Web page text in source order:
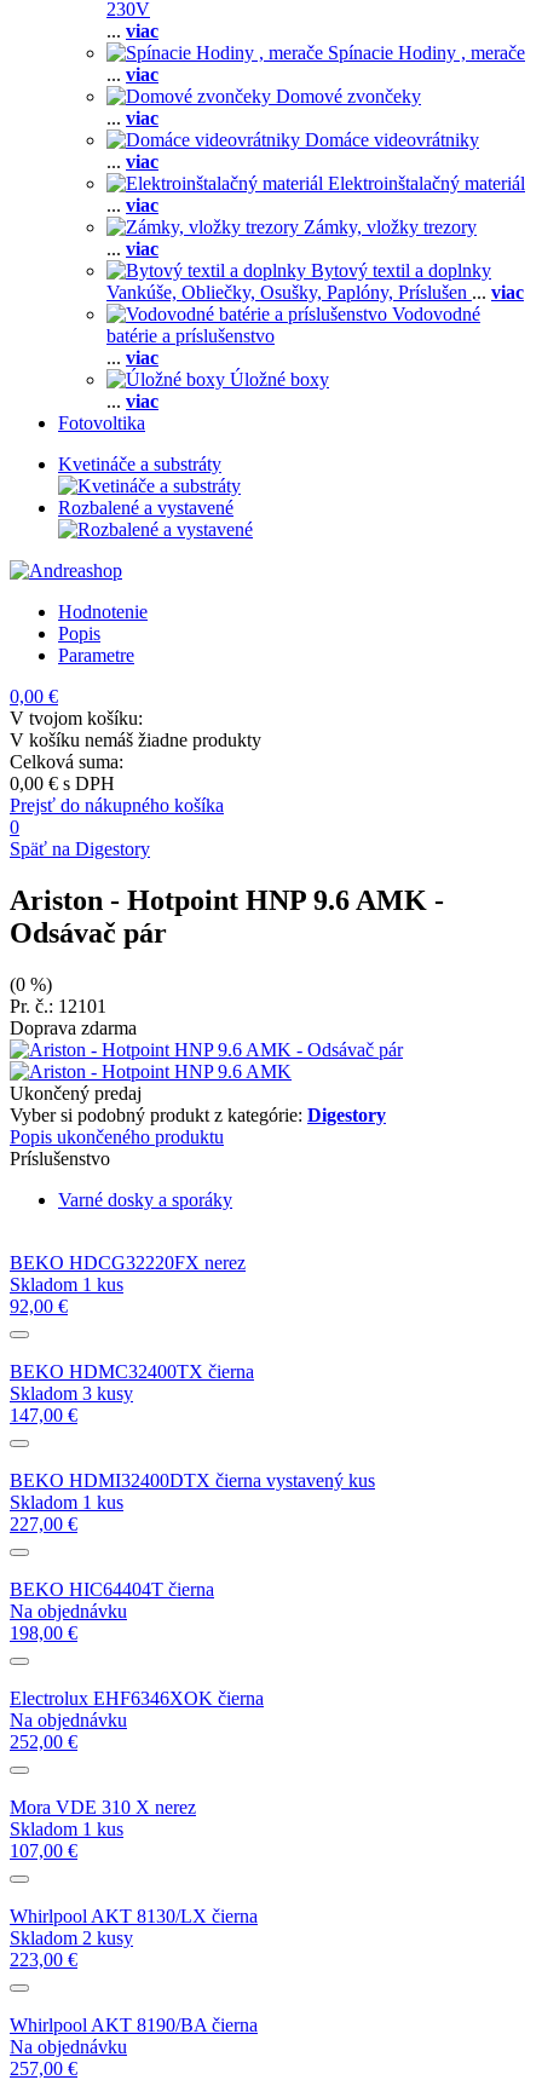
230V
... viac
Spínacie Hodiny , merače
... viac
Domové zvončeky
... viac
Domáce videovrátniky
... viac
Elektroinštalačný materiál
... viac
Zámky, vložky trezory
... viac
Bytový textil a doplnky
Vankúše, Obliečky, Osušky, Paplóny, Príslušen ... viac
Vodovodné
batérie a príslušenstvo
... viac
Úložné boxy
... viac
Fotovoltika
Kvetináče a substráty
Rozbalené a vystavené
Hodnotenie
Popis
Parametre
0,00 €
V tvojom košíku:
V košíku nemáš žiadne produkty
Celková suma:
0,00 € s DPH
Prejsť do nákupného košíka
0
Späť na Digestory
Ariston - Hotpoint HNP 9.6 AMK -
Odsávač pár
(0 %)
Pr. č.: 12101
Doprava zdarma
Ukončený predaj
Vyber si podobný produkt z kategórie: Digestory
Popis ukončeného produktu
Príslušenstvo
Varné dosky a sporáky
BEKO HDCG32220FX nerez
Skladom 1 kus
92,00 €
BEKO HDMC32400TX čierna
Skladom 3 kusy
147,00 €
BEKO HDMI32400DTX čierna vystavený kus
Skladom 1 kus
227,00 €
BEKO HIC64404T čierna
Na objednávku
198,00 €
Electrolux EHF6346XOK čierna
Na objednávku
252,00 €
Mora VDE 310 X nerez
Skladom 1 kus
107,00 €
Whirlpool AKT 8130/LX čierna
Skladom 2 kusy
223,00 €
Whirlpool AKT 8190/BA čierna
Na objednávku
257,00 €